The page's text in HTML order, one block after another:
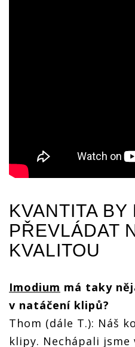
KVANTITA BY
PŘEVLÁDAT
KVALITOU
Imodium má taky
v natáčení klipů?
Thom (dále T.): Náš
klipy. Nechápali